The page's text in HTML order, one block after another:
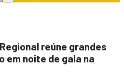
reúne grandes
em noite de gala na